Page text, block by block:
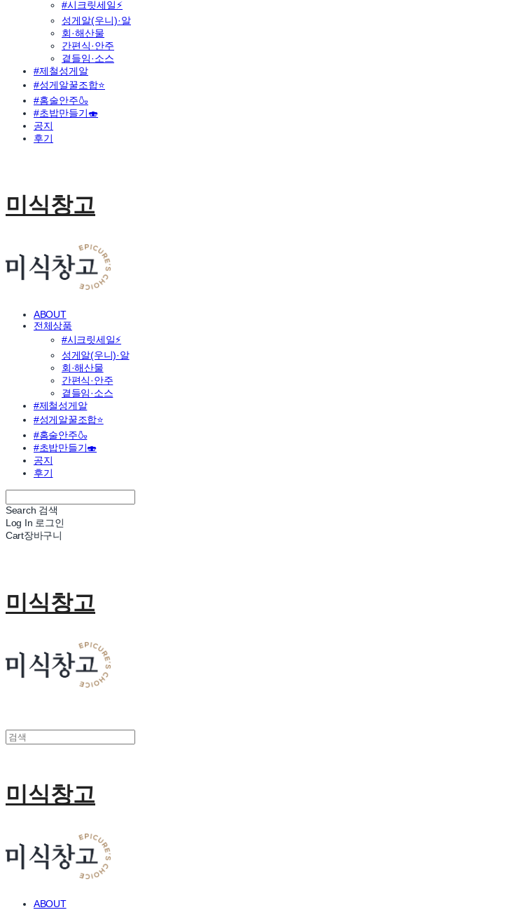
#시크릿세일⚡
성게알(우니)·알
회·해산물
간편식·안주
곁들임·소스
#제철성게알
#성게알꿀조합⭐
#홈술안주🍶
#초밥만들기🍣
공지
후기
미식창고
ABOUT
전체상품
#시크릿세일⚡
성게알(우니)·알
회·해산물
간편식·안주
곁들임·소스
#제철성게알
#성게알꿀조합⭐
#홈술안주🍶
#초밥만들기🍣
공지
후기
Search 검색
Log In 로그인
Cart장바구니
미식창고
미식창고
ABOUT